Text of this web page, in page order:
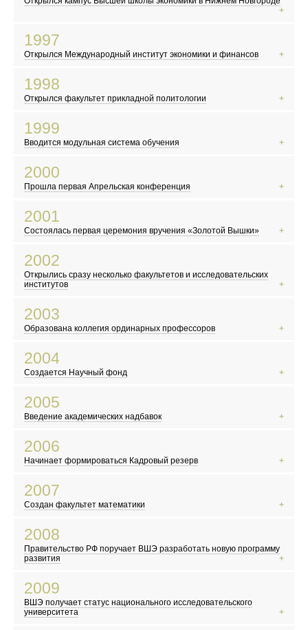
«Аум Синрикё» устраивает теракт в токийском метро
В России появляется новый класс сверхбогатых людей — олигархов
Ученые создают овечку Долли, первое клонированное млекопитающее
1997
Открылся Международный институт экономики и финансов
Выходит первая книга о Гарри Поттере
Появляется поисковик «Яндекс»
1998
Открылся факультет прикладной политологии
В США происходит попытка импичмента президента Билла Клинтона
В России начинает работать MTV
1999
Вводится модульная система обучения
Население Земли достигло 6 миллиардов
Борис Ельцин уходит в отставку
2000
Прошла первая Апрельская конференция
Жорес Алферов получает Нобелевскую премию
Выходит фильм «Брат-2»
2001
Состоялась первая церемония вручения «Золотой Вышки»
Произошел крупнейший теракт в США
Открылась «Википедия»
2002
Открылись сразу несколько факультетов и исследовательских
институтов
В Китае начинает распространяться атипичная пневмония
В России прошла первая после распада СССР перепись населения
2003
Образована коллегия ординарных профессоров
Российский математик Григорий Перельман доказал гипотезу Паункаре
В России празднуют 300-летие Санкт-Петербурга
2004
Создается Научный фонд
Разрушительное цунами в Индийском океане
Марк Цукерберг и его друзья основали Facebook
2005
Введение академических надбавок
Скандал с карикатурами на пророка Мухаммеда в Дании
В Москве прошел «Русский марш»
2006
Начинает формироваться Кадровый резерв
Плутон перестал считаться планетой
Выходит фильм по роману Дэна Брауна «Код да Винчи»
2007
Создан факультет математики
В России начали выплачивать «материнский капитал»
Объединение Русской Православной Церкви Заграницей и РПЦ
2008
Правительство РФ поручает ВШЭ разработать новую программу
развития
Первый запуск Большого адронного коллайдера
Сомалийские пираты заявляют о себе
2009
ВШЭ получает статус национального исследовательского
университета